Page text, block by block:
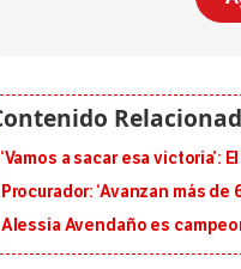
‘Vamos a sacar esa victoria’:
Procurador: ‘Avanzan más
Alessia Avendaño es